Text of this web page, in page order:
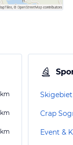
km
km
km
Crap
Event &